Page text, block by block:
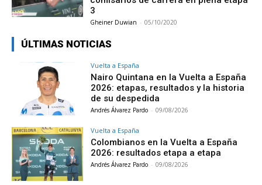
3
Gheiner Duwian - 05/10/2020
ÚLTIMAS NOTICIAS
Vuelta a España
Nairo Quintana en la Vuelta a España
2026: etapas, resultados y la historia
de su despedida
Andrés Álvarez Pardo - 09/08/2026
Vuelta a España
Colombianos en la Vuelta a España
2026: resultados etapa a etapa
Andrés Álvarez Pardo - 09/08/2026